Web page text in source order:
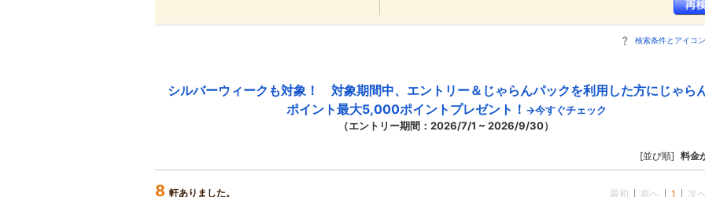
検索条件とアイコ
シルバーウィークも対象！ 対象期間中、エントリー＆じゃらんパックを利用した方にじゃら
ポイント最大5,000ポイントプレゼント！ →今すぐチェック
（エントリー期間：2026/7/1 ~ 2026/9/30）
[並び順] 料金
8 軒ありました。 最初 前へ 1 次へ